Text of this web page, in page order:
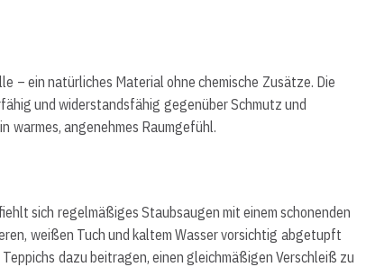
– ein natürliches Material ohne chemische Zusätze. Die
und widerstandsfähig gegenüber Schmutz und
warmes, angenehmes Raumgefühl.
sich regelmäßiges Staubsaugen mit einem schonenden
weißen Tuch und kaltem Wasser vorsichtig abgetupft
dazu beitragen, einen gleichmäßigen Verschleiß zu